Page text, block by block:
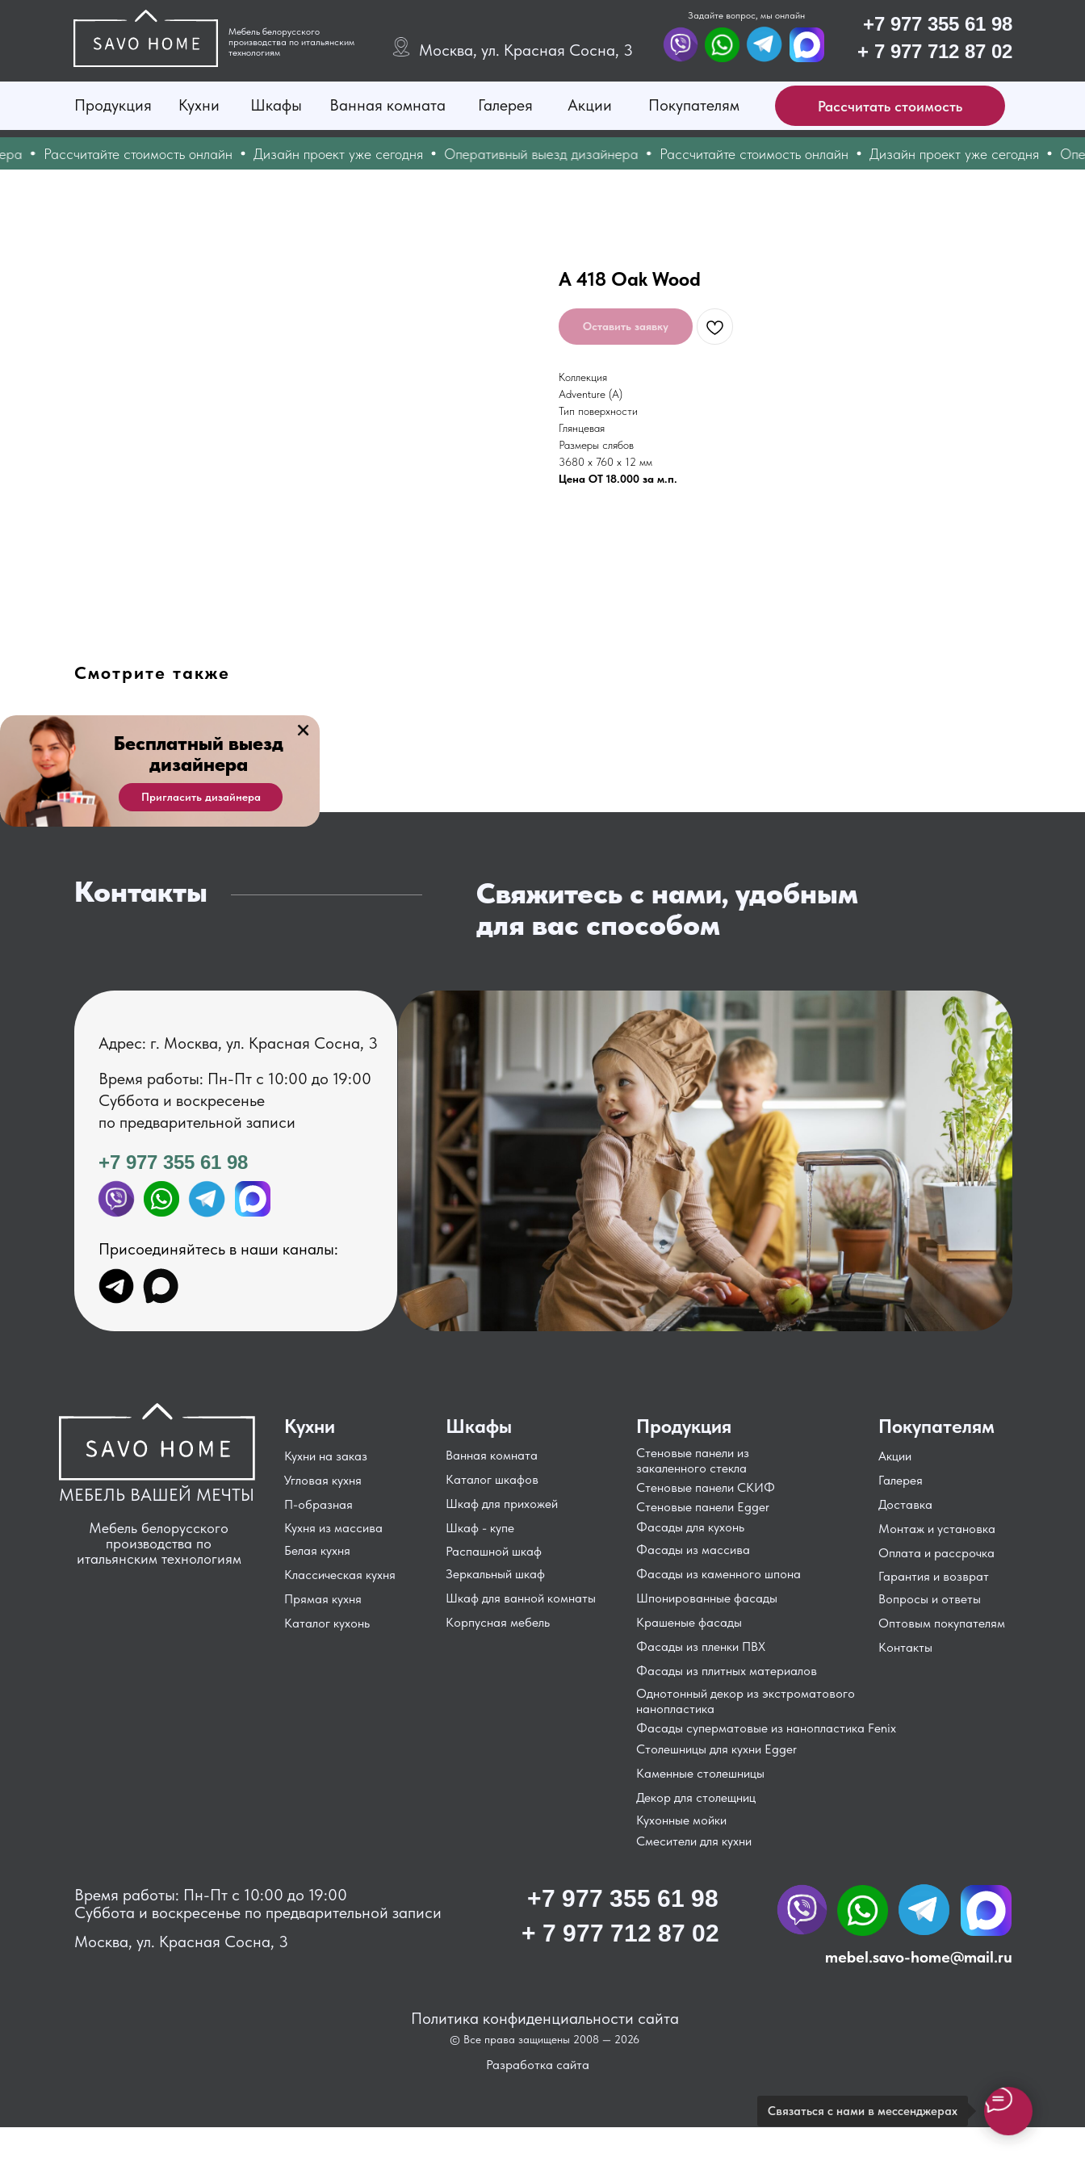
Покупателям
Мебель белорусского
производства по итальянским
технологиям
Галерея
+7 977 355 61 98
Москва, ул. Красная Сосна, 3
Задайте вопрос, мы онлайн
Ванная комната
Продукция
+ 7 977 712 87 02
Рассчитать стоимость
Шкафы
Кухни Акции
Рассчитайте стоимость онлайн Дизайн проект уже сегодня Оперативный выезд дизайнера Рассчитайте стоимость онлайн Дизайн проект уже сегодня
A 418 Oak Wood
Оставить заявку
Коллекция
Adventure (A)
Тип поверхности
Глянцевая
Размеры слябов
3680 x 760 x 12 мм
Цена ОТ 18.000 за м.п.
Смотрите также
Контакты
Свяжитесь с нами, удобным
для вас способом
Адрес: г. Москва, ул. Красная Сосна, 3
+7 977 355 61 98
Время работы: Пн-Пт с 1 0:00 до 19:00
Суббота и воскресенье
по предварительной записи
Присоединяйтесь в наши каналы:
+ 7 977 712 87 02
Время работы: Пн-Пт с 10:00 до 19:00
Суббота и воскресенье по предварительной записи
Москва, ул. Красная Сосна, 3
© Все права защищены 2008 — 2026
Политика конфиденциальности сайта
Разработка сайта
+7 977 355 61 98
Стеновые панели из
закаленного стекла
Мебель белорусского
производства по
итальянским технологиям
Гарантия и возврат
Монтаж и установка
Доставка
Оплата и рассрочка
Оптовым покупателям
Контакты
Вопросы и ответы
МЕБЕЛЬ ВАШЕЙ МЕЧТЫ
Фасады для кухонь
Каменные столешницы
Столешницы для кухни Egger
Декор для столещниц
Шпонированные фасады
Фасады из массива
Фасады из каменного шпона
Крашеные фасады
Фасады из пленки ПВХ
Фасады из плитных материалов
Однотонный декор из экстроматового
нанопластика
Фасады суперматовые из нанопластика Fenix
Стеновые панели СКИФ
Стеновые панели Egger
Кухонные мойки
Распашной шкаф
Шкаф для прихожей
Шкаф - купе
Каталог шкафов
Шкаф для ванной комнаты
Зеркальный шкаф
Корпусная мебель
Ванная комната Акции
Кухня из массива
Угловая кухня
Кухни на заказ
П-образная
Классическая кухня
Белая кухня
Галерея
Покупателям
Кухни Шкафы Продукция
Смесители для кухни
Прямая кухня
Каталог кухонь
mebel.savo-home@mail.ru
Бесплатный выезд
дизайнера
Пригласить дизайнера
Связаться с нами в мессенджерах